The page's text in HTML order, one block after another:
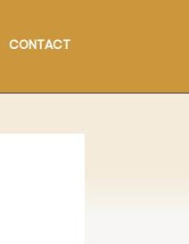
CONTACT